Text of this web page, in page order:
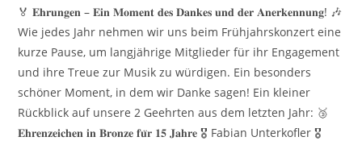
🏅 𝐄𝐡𝐫𝐮𝐧𝐠𝐞𝐧 – 𝐄𝐢𝐧 𝐌𝐨𝐦𝐞𝐧𝐭 𝐝𝐞𝐬 𝐃𝐚𝐧𝐤𝐞𝐬 𝐮𝐧𝐝 𝐝𝐞𝐫 𝐀𝐧𝐞𝐫𝐤𝐞𝐧𝐧𝐮𝐧𝐠! 🎶
Wie jedes Jahr nehmen wir uns beim Frühjahrskonzert eine
kurze Pause, um langjährige Mitglieder für ihr Engagement
und ihre Treue zur Musik zu würdigen. Ein besonders
schöner Moment, in dem wir Danke sagen! Ein kleiner
Rückblick auf unsere 2 Geehrten aus dem letzten Jahr: 🥉
𝐄𝐡𝐫𝐞𝐧𝐳𝐞𝐢𝐜𝐡𝐞𝐧 𝐢𝐧 𝐁𝐫𝐨𝐧𝐳𝐞 𝐟𝐮̈𝐫 𝟏𝟓 𝐉𝐚𝐡𝐫𝐞 🎖️ Fabian Unterkofler 🎖️